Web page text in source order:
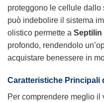
proteggono le cellule dallo
può indebolire il sistema
olistico permette a Septilin
profondo, rendendolo
acquistare benessere in
Caratteristiche Principali
Per comprendere meglio il